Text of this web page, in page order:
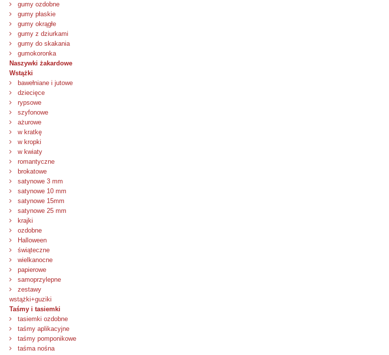
gumy ozdobne
gumy płaskie
gumy okrągłe
gumy z dziurkami
gumy do skakania
gumokoronka
Naszywki żakardowe
Wstążki
bawełniane i jutowe
dziecięce
rypsowe
szyfonowe
ażurowe
w kratkę
w kropki
w kwiaty
romantyczne
brokatowe
satynowe 3 mm
satynowe 10 mm
satynowe 15mm
satynowe 25 mm
krajki
ozdobne
Halloween
świąteczne
wielkanocne
papierowe
samoprzylepne
zestawy
wstążki+guziki
Taśmy i tasiemki
tasiemki ozdobne
taśmy aplikacyjne
taśmy pomponikowe
taśma nośna